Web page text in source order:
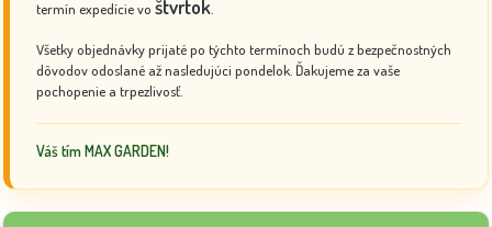
termín expedície vo štvrtok
Všetky objednávky prijaté po týchto termínoch budú z bezpečnostných
dôvodov odoslané až nasledujúci pondelok. Ďakujeme za vaše
pochopenie a trpezlivosť.
Váš tím MAX GARDEN!